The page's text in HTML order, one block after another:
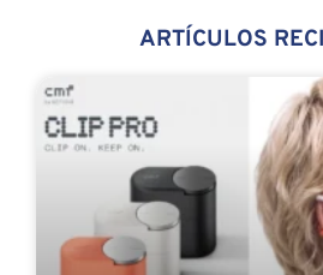
ARTÍCULOS